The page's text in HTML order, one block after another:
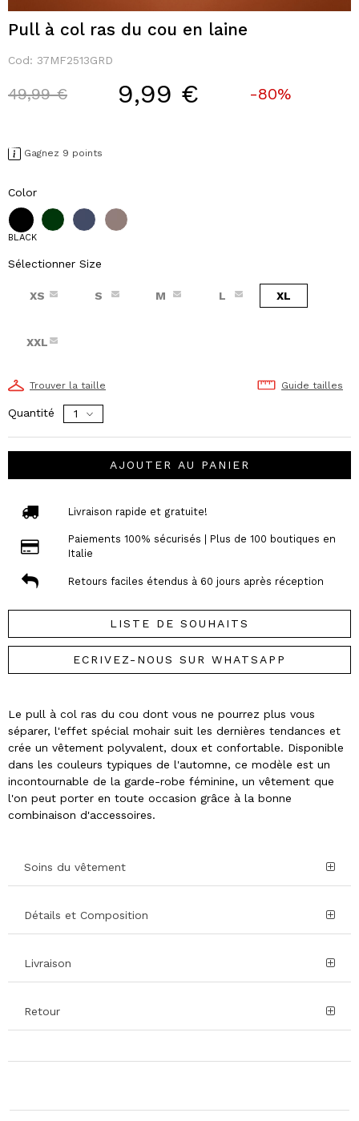
Pull à col ras du cou en laine
Cod: 37MF2513GRD
Price reduced from
49,99 €to 9,99 € -80%
Gagnez 9 points
Color
BLACK
Sélectionner Size
XS S M L XL
XXL
Trouver la taille Guide tailles
Quantité
AJOUTER AU PANIER
Livraison rapide et gratuite!
Paiements 100% sécurisés | Plus de 100 boutiques en
Italie
Retours faciles étendus à 60 jours après réception
LISTE DE SOUHAITS
ECRIVEZ-NOUS SUR WHATSAPP
Le pull à col ras du cou dont vous ne pourrez plus vous
séparer, l'effet spécial mohair suit les dernières tendances et
crée un vêtement polyvalent, doux et confortable. Disponible
dans les couleurs typiques de l'automne, ce modèle est un
incontournable de la garde-robe féminine, un vêtement que
l'on peut porter en toute occasion grâce à la bonne
combinaison d'accessoires.
Soins du vêtement
Détails et Composition
Livraison
Retour